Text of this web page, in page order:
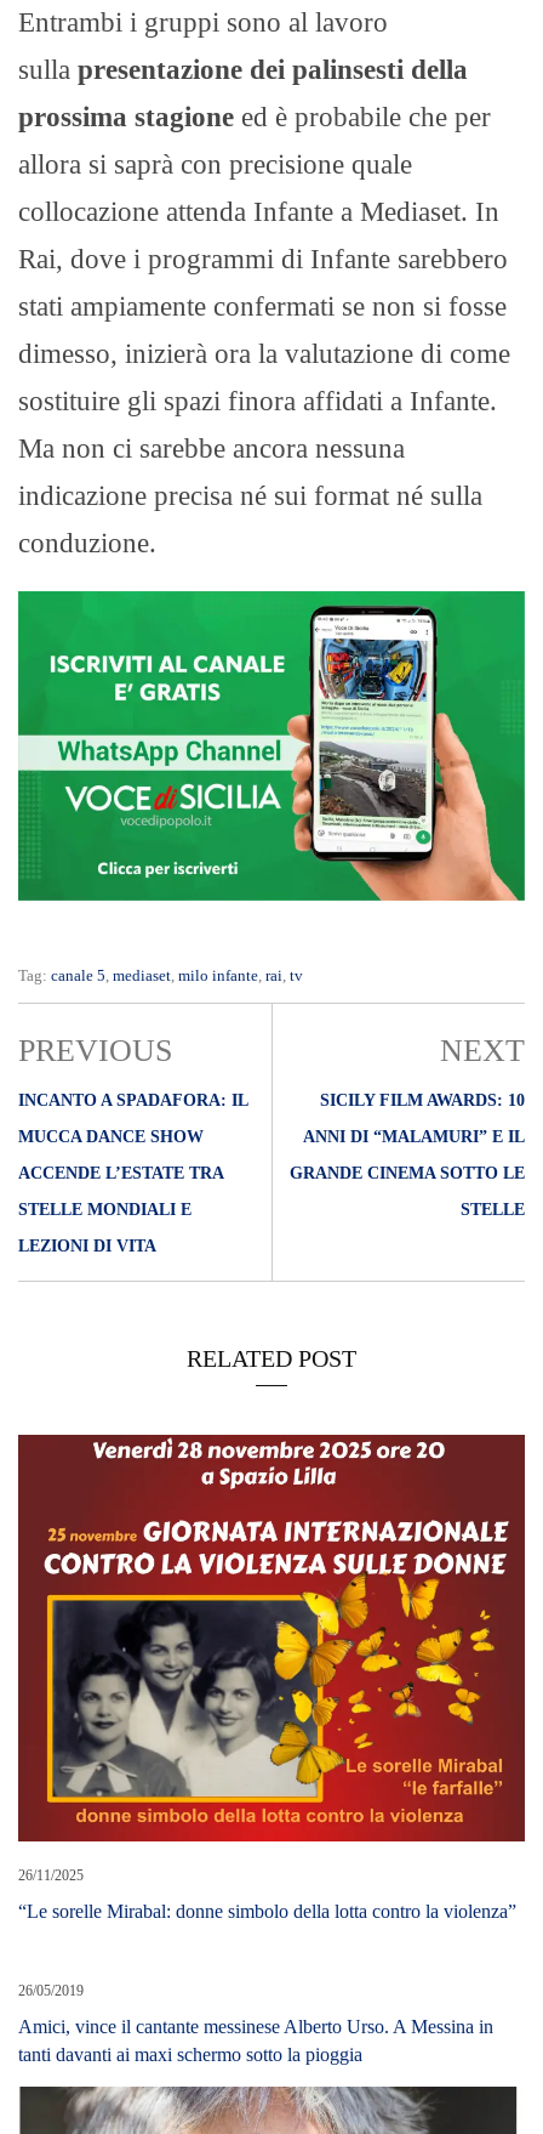
Entrambi i gruppi sono al lavoro
sulla presentazione dei palinsesti della
prossima stagione ed è probabile che per
allora si saprà con precisione quale
collocazione attenda Infante a Mediaset. In
Rai, dove i programmi di Infante sarebbero
stati ampiamente confermati se non si fosse
dimesso, inizierà ora la valutazione di come
sostituire gli spazi finora affidati a Infante.
Ma non ci sarebbe ancora nessuna
indicazione precisa né sui format né sulla
conduzione.
Tag: canale 5 mediaset milo infante rai tv
PREVIOUS
INCANTO A SPADAFORA: IL
MUCCA DANCE SHOW
ACCENDE L’ESTATE TRA
STELLE MONDIALI E
LEZIONI DI VITA
NEXT
SICILY FILM AWARDS: 10
ANNI DI “MALAMURI” E IL
GRANDE CINEMA SOTTO LE
STELLE
RELATED POST
26/11/2025
“Le sorelle Mirabal: donne simbolo della lotta contro la violenza”
26/05/2019
Amici, vince il cantante messinese Alberto Urso. A Messina in
tanti davanti ai maxi schermo sotto la pioggia